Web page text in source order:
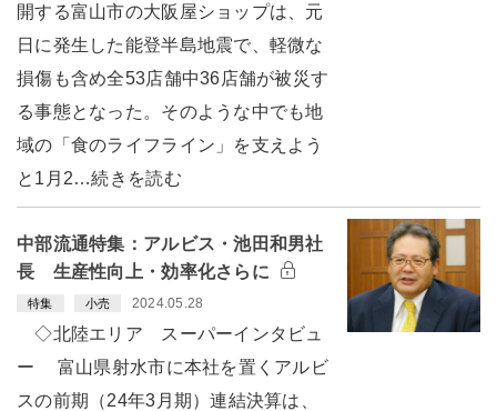
開する富山市の大阪屋ショップは、元
日に発生した能登半島地震で、軽微な
損傷も含め全53店舗中36店舗が被災す
る事態となった。そのような中でも地
域の「食のライフライン」を支えよう
と1月2…続きを読む
中部流通特集：アルビス・池田和男社
長 生産性向上・効率化さらに
特集 小売 2024.05.28
◇北陸エリア スーパーインタビュ
ー 富山県射水市に本社を置くアルビ
スの前期（24年3月期）連結決算は、